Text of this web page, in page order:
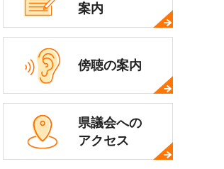
案内
傍聴の案内
県議会への
アクセス